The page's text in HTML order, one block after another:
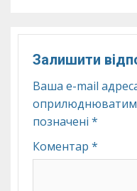
Залишити
Ваша e-mail
позначені *
Коментар *